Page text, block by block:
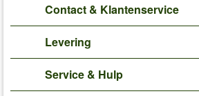
Contact & Klantenservice
Levering
Service & Hulp